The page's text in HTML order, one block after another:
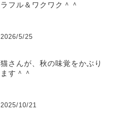
ラフル＆ワクワク＾＾
2026/5/25
猫さんが、秋の味覚をかぶり
ます＾＾
2025/10/21